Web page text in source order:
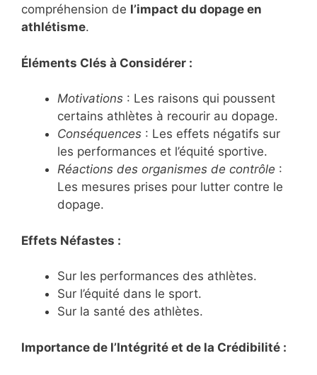
compréhension de l’impact du dopage en
athlétisme.
Éléments Clés à Considérer :
Motivations : Les raisons qui poussent
certains athlètes à recourir au dopage.
Conséquences : Les effets négatifs sur
les performances et l’équité sportive.
Réactions des organismes de contrôle :
Les mesures prises pour lutter contre le
dopage.
Effets Néfastes :
Sur les performances des athlètes.
Sur l’équité dans le sport.
Sur la santé des athlètes.
Importance de l’Intégrité et de la Crédibilité :